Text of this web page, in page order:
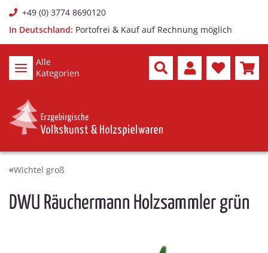
+49 (0) 3774 8690120
In Deutschland: Portofrei & Kauf auf Rechnung möglich
Alle
Kategorien
Wichtel groß
DWU Räuchermann Holzsammler grün